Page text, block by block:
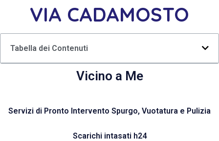
VIA CADAMOSTO
Tabella dei Contenuti
Vicino a Me
Servizi di Pronto Intervento Spurgo, Vuotatura e Pulizia
Scarichi intasati h24